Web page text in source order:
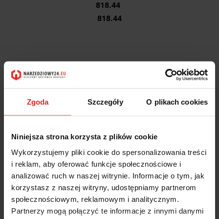
Zgoda Szczegóły O plikach cookies
Niniejsza strona korzysta z plików cookie
Wykorzystujemy pliki cookie do spersonalizowania treści
i reklam, aby oferować funkcje społecznościowe i
analizować ruch w naszej witrynie. Informacje o tym, jak
korzystasz z naszej witryny, udostępniamy partnerom
społecznościowym, reklamowym i analitycznym.
Partnerzy mogą połączyć te informacje z innymi danymi
818.44
818.44